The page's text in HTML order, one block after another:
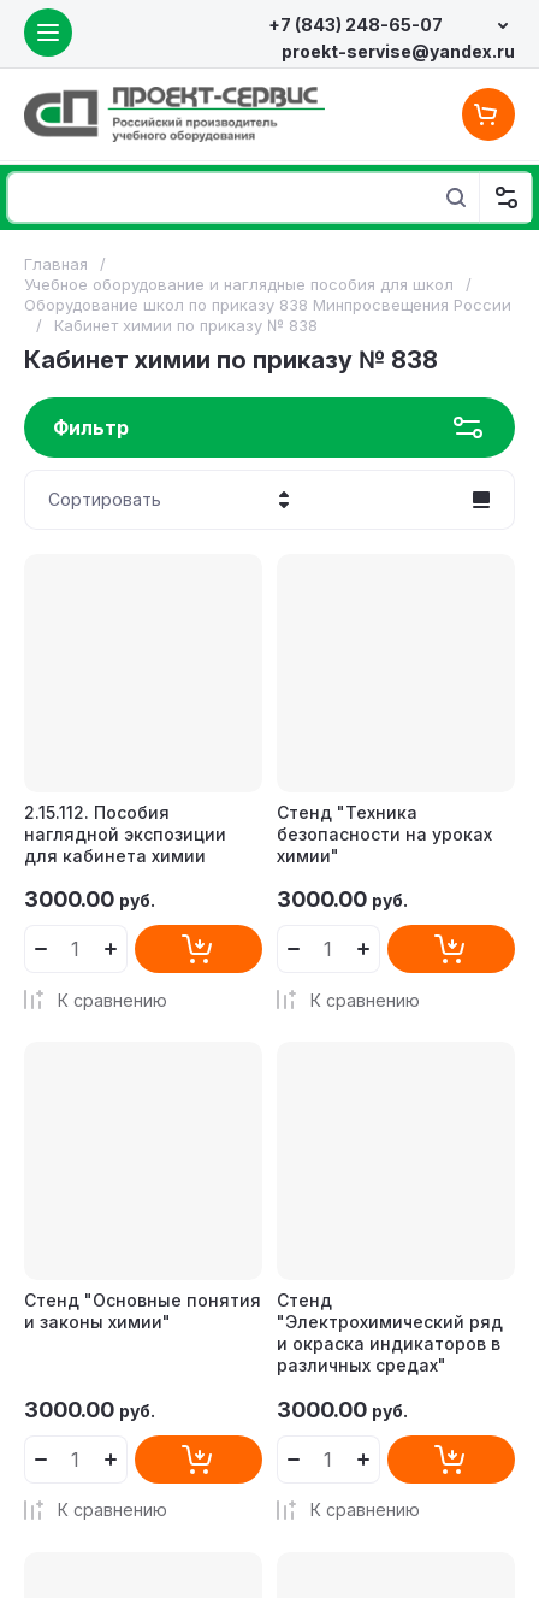
+7 (843) 248-65-07
proekt-servise@yandex.ru
Главная
/
Учебное оборудование и наглядные пособия для школ
/
Оборудование школ по приказу 838 Минпросвещения России
/
Кабинет химии по приказу № 838
Кабинет химии по приказу № 838
Фильтр
Сортировать
2.15.112. Пособия
наглядной экспозиции
для кабинета химии
3000.00 руб.
К сравнению
Стенд "Техника
безопасности на уроках
химии"
3000.00 руб.
К сравнению
Стенд "Основные понятия
и законы химии"
3000.00 руб.
К сравнению
Стенд
"Электрохимический ряд
и окраска индикаторов в
различных средах"
3000.00 руб.
К сравнению